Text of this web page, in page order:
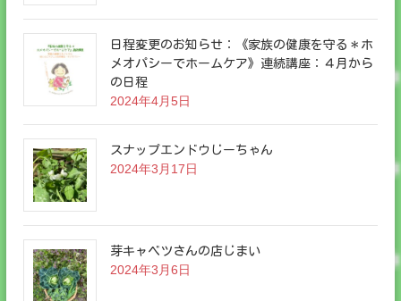
日程変更のお知らせ：《家族の健康を守る＊ホ
メオパシーでホームケア》連続講座：４月から
の日程
2024年4月5日
スナップエンドウじーちゃん
2024年3月17日
芽キャベツさんの店じまい
2024年3月6日